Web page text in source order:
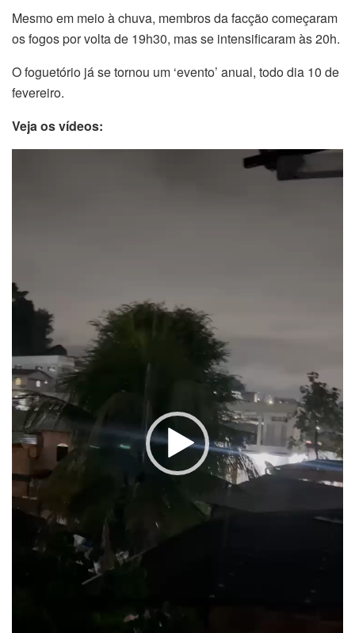
Mesmo em meio à chuva, membros da facção começaram
os fogos por volta de 19h30, mas se intensificaram às 20h.
O foguetório já se tornou um ‘evento’ anual, todo dia 10 de
fevereiro.
Veja os vídeos: